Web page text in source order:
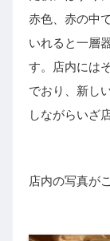
赤色、赤の中
いれると一層
す。店内には
でおり、新し
しながらいざ
店内の写真が